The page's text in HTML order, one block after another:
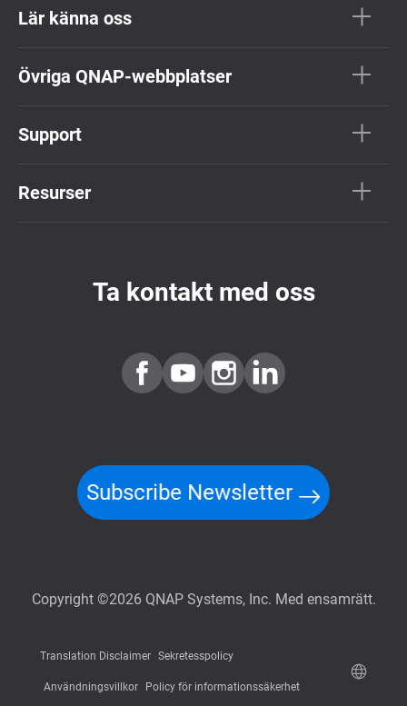
Lär känna oss
Övriga QNAP-webbplatser
Support
Resurser
Ta kontakt med oss
Subscribe Newsletter
Copyright ©2026 QNAP Systems, Inc. Med ensamrätt.
Translation Disclaimer Sekretesspolicy
Användningsvillkor Policy för informationssäkerhet